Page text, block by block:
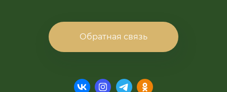
Обратная связь